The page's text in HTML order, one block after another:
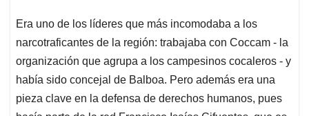
Era uno de los líderes que más incomodaba a los
narcotraficantes de la región: trabajaba con Coccam - la
organización que agrupa a los campesinos cocaleros - y
había sido concejal de Balboa. Pero además era una
pieza clave en la defensa de derechos humanos, pues